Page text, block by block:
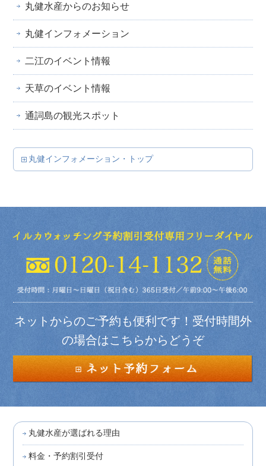
丸健水産からのお知らせ
丸健インフォメーション
二江のイベント情報
天草のイベント情報
通詞島の観光スポット
丸健インフォメーション・トップ
ネットからのご予約も便利です！受付時間外
の場合はこちらからどうぞ
丸健水産が選ばれる理由
料金・予約割引受付